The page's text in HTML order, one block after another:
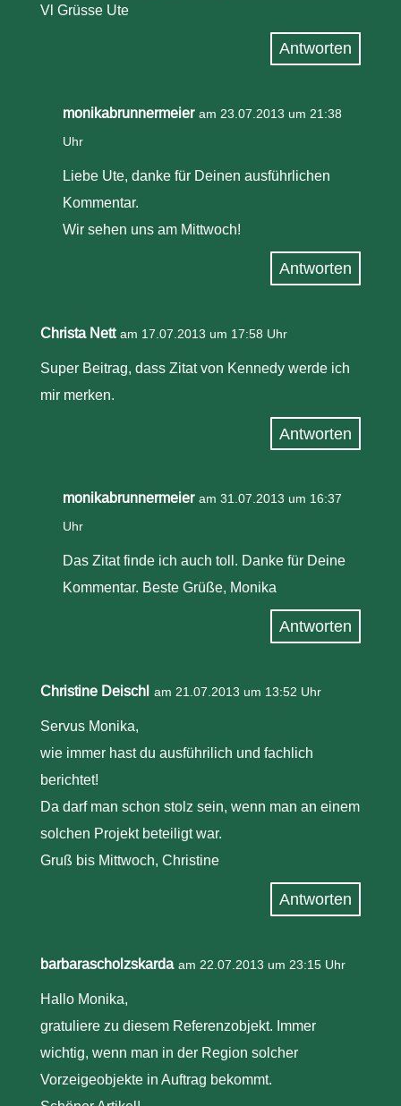
Vl Grüsse Ute
Antworten
monikabrunnermeier am 23.07.2013 um 21:38
Uhr
Liebe Ute, danke für Deinen ausführlichen
Kommentar.
Wir sehen uns am Mittwoch!
Antworten
Christa Nett am 17.07.2013 um 17:58 Uhr
Super Beitrag, dass Zitat von Kennedy werde ich
mir merken.
Antworten
monikabrunnermeier am 31.07.2013 um 16:37
Uhr
Das Zitat finde ich auch toll. Danke für Deine
Kommentar. Beste Grüße, Monika
Antworten
Christine Deischl am 21.07.2013 um 13:52 Uhr
Servus Monika,
wie immer hast du ausführilich und fachlich
berichtet!
Da darf man schon stolz sein, wenn man an einem
solchen Projekt beteiligt war.
Gruß bis Mittwoch, Christine
Antworten
barbarascholzskarda am 22.07.2013 um 23:15 Uhr
Hallo Monika,
gratuliere zu diesem Referenzobjekt. Immer
wichtig, wenn man in der Region solcher
Vorzeigeobjekte in Auftrag bekommt.